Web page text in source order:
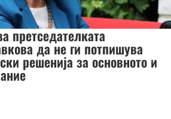
претседателката
да не ги потпишува
решенија за основното и